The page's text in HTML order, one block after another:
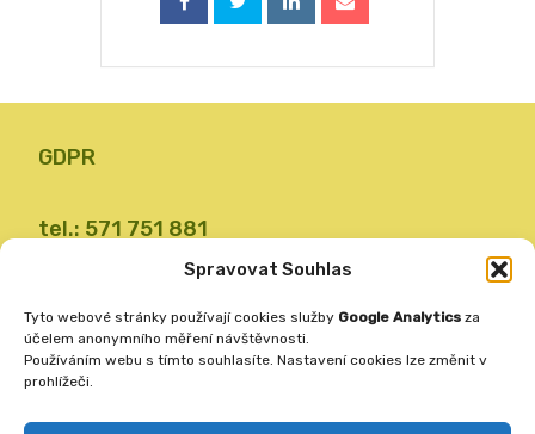
Spravovat Souhlas
Tyto webové stránky používají cookies služby Google Analytics za
účelem anonymního měření návštěvnosti.
Používáním webu s tímto souhlasíte. Nastavení cookies lze změnit v
prohlížeči.
GDPR
tel.: 571 751 881
email: zsvalbystrice@zsvb.cz
ID datové schránky: 24dabpx